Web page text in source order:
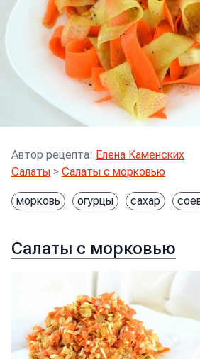
Автор рецепта: Елена Каменских
Салаты > Салаты с морковью
морковь огурцы сахар
Салаты с морковью